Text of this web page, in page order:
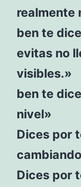
realmente
ben te
evitas no
visibles.»
ben te
nivel»
Dices por
Dices por